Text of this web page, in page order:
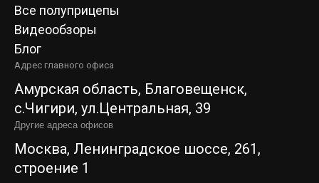
Все полуприцепы
Видеообзоры
Блог
Адрес главного офиса
Амурская область, Благовещенск,
c.Чигири, ул.Центральная, 39
Другие адреса офисов
Москва, Ленинградское шоссе, 261,
строение 1